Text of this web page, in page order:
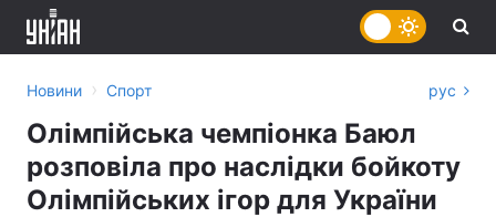
Новини › Спорт рус
Олімпійська чемпіонка Баюл
розповіла про наслідки бойкоту
Олімпійських ігор для України